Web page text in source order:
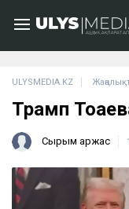
ULYSMEDIA.KZ
Трамп
Сырым Қаржас